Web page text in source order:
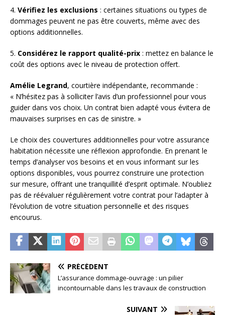
4. Vérifiez les exclusions : certaines situations ou types de
dommages peuvent ne pas être couverts, même avec des
options additionnelles.
5. Considérez le rapport qualité-prix : mettez en balance le
coût des options avec le niveau de protection offert.
Amélie Legrand, courtière indépendante, recommande :
« N’hésitez pas à solliciter l’avis d’un professionnel pour vous
guider dans vos choix. Un contrat bien adapté vous évitera de
mauvaises surprises en cas de sinistre. »
Le choix des couvertures additionnelles pour votre assurance
habitation nécessite une réflexion approfondie. En prenant le
temps d’analyser vos besoins et en vous informant sur les
options disponibles, vous pourrez construire une protection
sur mesure, offrant une tranquillité d’esprit optimale. N’oubliez
pas de réévaluer régulièrement votre contrat pour l’adapter à
l’évolution de votre situation personnelle et des risques
encourus.
PRÉCÉDENT
L’assurance dommage-ouvrage : un pilier
incontournable dans les travaux de construction
SUIVANT